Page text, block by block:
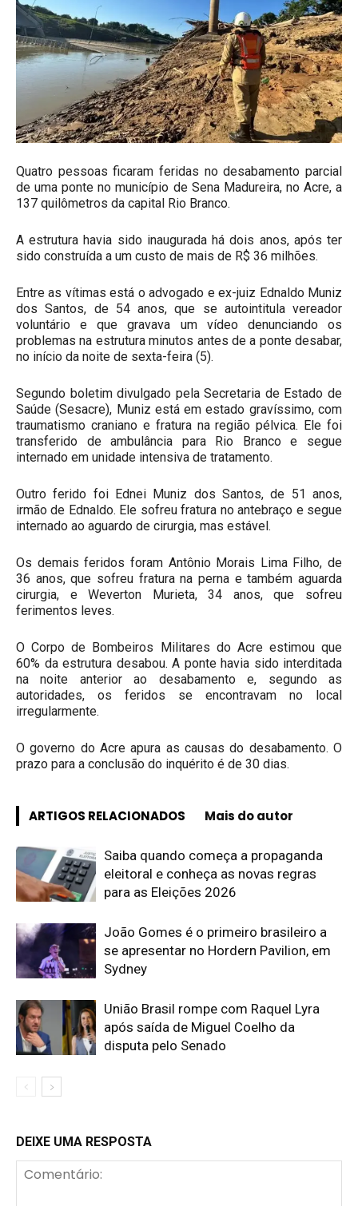
Quatro pessoas ficaram feridas no desabamento parcial
de uma ponte no município de Sena Madureira, no Acre, a
137 quilômetros da capital Rio Branco.
A estrutura havia sido inaugurada há dois anos, após ter
sido construída a um custo de mais de R$ 36 milhões.
Entre as vítimas está o advogado e ex-juiz Ednaldo Muniz
dos Santos, de 54 anos, que se autointitula vereador
voluntário e que gravava um vídeo denunciando os
problemas na estrutura minutos antes de a ponte desabar,
no início da noite de sexta-feira (5).
Segundo boletim divulgado pela Secretaria de Estado de
Saúde (Sesacre), Muniz está em estado gravíssimo, com
traumatismo craniano e fratura na região pélvica. Ele foi
transferido de ambulância para Rio Branco e segue
internado em unidade intensiva de tratamento.
Outro ferido foi Ednei Muniz dos Santos, de 51 anos,
irmão de Ednaldo. Ele sofreu fratura no antebraço e segue
internado ao aguardo de cirurgia, mas estável.
Os demais feridos foram Antônio Morais Lima Filho, de
36 anos, que sofreu fratura na perna e também aguarda
cirurgia, e Weverton Murieta, 34 anos, que sofreu
ferimentos leves.
O Corpo de Bombeiros Militares do Acre estimou que
60% da estrutura desabou. A ponte havia sido interditada
na noite anterior ao desabamento e, segundo as
autoridades, os feridos se encontravam no local
irregularmente.
O governo do Acre apura as causas do desabamento. O
prazo para a conclusão do inquérito é de 30 dias.
ARTIGOS RELACIONADOS Mais do autor
Saiba quando começa a propaganda
eleitoral e conheça as novas regras
para as Eleições 2026
João Gomes é o primeiro brasileiro a
se apresentar no Hordern Pavilion, em
Sydney
União Brasil rompe com Raquel Lyra
após saída de Miguel Coelho da
disputa pelo Senado
DEIXE UMA RESPOSTA